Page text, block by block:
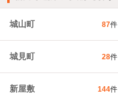
城山町 87件
城見町 28件
新屋敷 144件